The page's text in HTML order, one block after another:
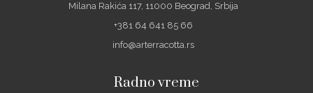
Milana Rakića 117, 11000 Beograd, Srbija
+381 64 641 85 66
info@arterracotta.rs
Radno vreme